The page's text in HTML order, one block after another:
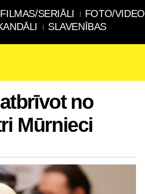
FILMAS/SERIĀLI FOTO/VIDEO
SLAVENĪBAS
no
Mūrnieci